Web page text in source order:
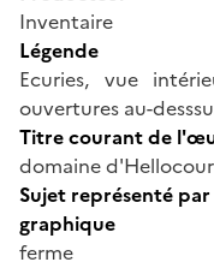
Inventaire
Légende
Ecuries, vue
ouvertures au-
Titre courant de
domaine
Sujet représenté
graphique
ferme